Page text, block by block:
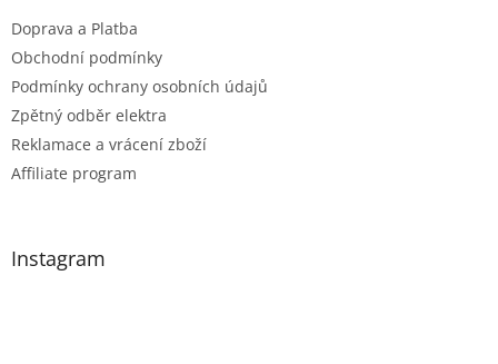
Doprava a Platba
Obchodní podmínky
Podmínky ochrany osobních údajů
Zpětný odběr elektra
Reklamace a vrácení zboží
Affiliate program
Instagram